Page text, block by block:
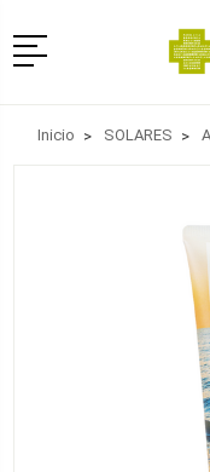
Menú
Inicio SOLARES